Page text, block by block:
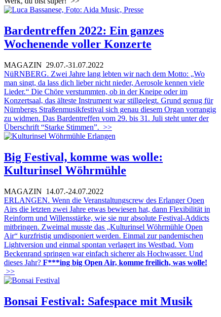
Bardentreffen 2022: Ein ganzes
Wochenende voller Konzerte
MAGAZIN 29.07.-31.07.2022
NüRNBERG. Zwei Jahre lang lebten wir nach dem Motto: „Wo
man singt, da lass dich lieber nicht nieder, Aerosole kennen viele
Lieder.“ Die Chöre verstummten, ob in der Kneipe oder im
Konzertsaal, das älteste Instrument war stillgelegt. Grund genug für
Nürnbergs Straßenmusikfestival sich genau diesem Organ vorrangig
zu widmen. Das Bardentreffen vom 29. bis 31. Juli steht unter der
Überschrift “Starke Stimmen”. >>
Big Festival, komme was wolle:
Kulturinsel Wöhrmühle
MAGAZIN 14.07.-24.07.2022
ERLANGEN. Wenn die Veranstaltungscrew des Erlanger Open
Airs die letzten zwei Jahre etwas bewiesen hat, dann Flexibilität in
Reinform und Willensstärke, wie sie nur absolute Festival-Addicts
mitbringen. Zweimal musste das „Kulturinsel Wöhrmühle Open
Air“ kurzfristig umdisponiert werden. Einmal zur pandemischen
Lightversion und einmal spontan verlagert ins Westbad. Vom
Beckenrand springen war einfach sicherer als Hochwasser. Und
dieses Jahr? F***ing big Open Air, komme freilich, was wolle!
>>
Bonsai Festival: Safespace mit Musik